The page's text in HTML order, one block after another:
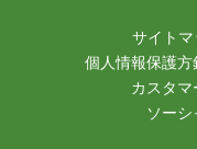
サイトマ
個人情報保護方
カスタマ
ソー